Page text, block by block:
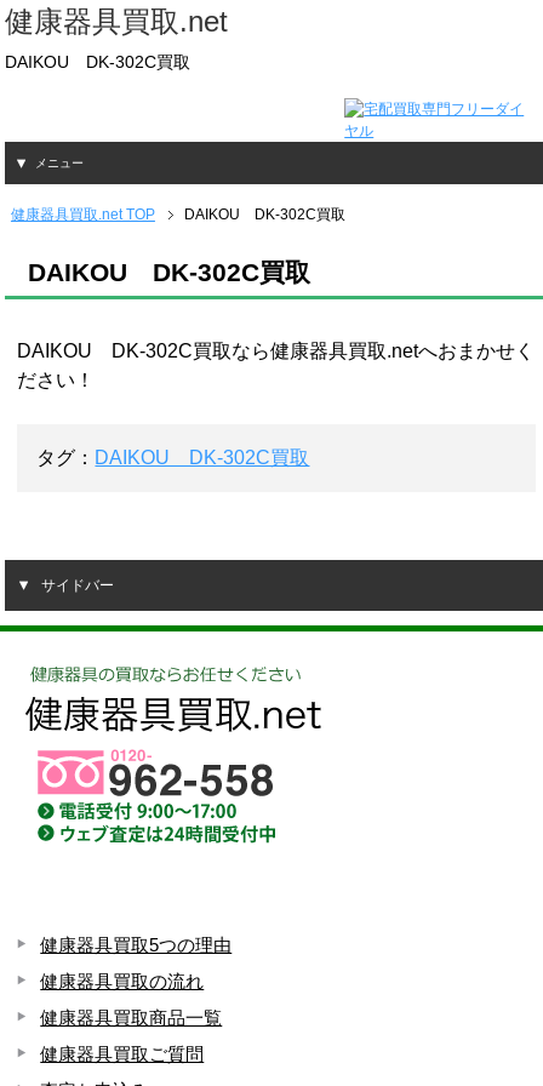
健康器具買取.net
DAIKOU DK-302C買取
メニュー
健康器具買取.net TOP DAIKOU DK-302C買取
DAIKOU DK-302C買取
DAIKOU DK-302C買取なら健康器具買取.netへおまかせく
ださい！
タグ： DAIKOU DK-302C買取
サイドバー
健康器具買取5つの理由
健康器具買取の流れ
健康器具買取商品一覧
健康器具買取ご質問